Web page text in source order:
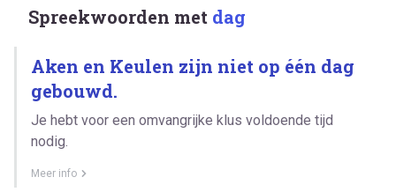
Spreekwoorden met dag
Aken en Keulen zijn niet op één dag
gebouwd.
Je hebt voor een omvangrijke klus voldoende tijd
nodig.
Meer info